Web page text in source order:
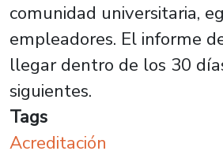
comunidad universitaria,
empleadores. El informe
llegar dentro de los 30
siguientes.
Tags
Acreditación